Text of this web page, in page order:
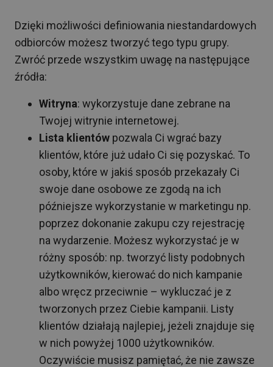
Dzięki możliwości definiowania niestandardowych
odbiorców możesz tworzyć tego typu grupy.
Zwróć przede wszystkim uwagę na następujące
źródła:
Witryna: wykorzystuje dane zebrane na
Twojej witrynie internetowej.
Lista klientów pozwala Ci wgrać bazy
klientów, które już udało Ci się pozyskać. To
osoby, które w jakiś sposób przekazały Ci
swoje dane osobowe ze zgodą na ich
późniejsze wykorzystanie w marketingu np.
poprzez dokonanie zakupu czy rejestrację
na wydarzenie. Możesz wykorzystać je w
różny sposób: np. tworzyć listy podobnych
użytkowników, kierować do nich kampanie
albo wręcz przeciwnie – wykluczać je z
tworzonych przez Ciebie kampanii. Listy
klientów działają najlepiej, jeżeli znajduje się
w nich powyżej 1000 użytkowników.
Oczywiście musisz pamiętać, że nie zawsze